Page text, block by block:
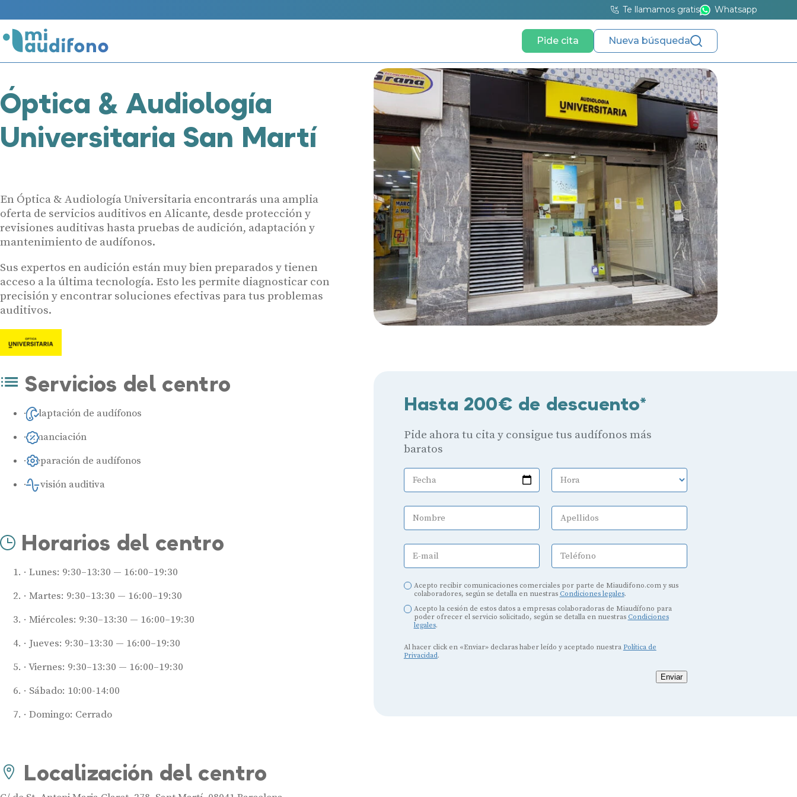
Te llamamos gratis Whatsapp
Pide cita Nueva búsqueda
Óptica & Audiología
Universitaria San Martí
En Óptica & Audiología Universitaria encontrarás una amplia
oferta de servicios auditivos en Alicante, desde protección y
revisiones auditivas hasta pruebas de audición, adaptación y
mantenimiento de audífonos.
Sus expertos en audición están muy bien preparados y tienen
acceso a la última tecnología. Esto les permite diagnosticar con
precisión y encontrar soluciones efectivas para tus problemas
auditivos.
Hasta 200€ de descuento*
Pide ahora tu cita y consigue tus audífonos más
baratos
Fecha Hora
Nombre Apellidos
E-mail Teléfono
Acepto recibir comunicaciones comerciales por parte de Miaudifono.com y sus
colaboradores, según se detalla en nuestras Condiciones legales.
Acepto la cesión de estos datos a empresas colaboradoras de Miaudífono para
poder ofrecer el servicio solicitado, según se detalla en nuestras Condiciones
legales.
Al hacer click en «Enviar» declaras haber leído y aceptado nuestra Política de
Privacidad.
Enviar
Servicios del centro
Adaptación de audífonos
Financiación
Reparación de audífonos
Revisión auditiva
Horarios del centro
Lunes: 9:30–13:30 — 16:00–19:30
Martes: 9:30–13:30 — 16:00–19:30
Miércoles: 9:30–13:30 — 16:00–19:30
Jueves: 9:30–13:30 — 16:00–19:30
Viernes: 9:30–13:30 — 16:00–19:30
Sábado: 10:00-14:00
Domingo: Cerrado
Localización del centro
Audífonos
Mejores marcas de audífonos
Tipos de audífonos para la sordera
Audífonos baratos
Audífonos invisibles